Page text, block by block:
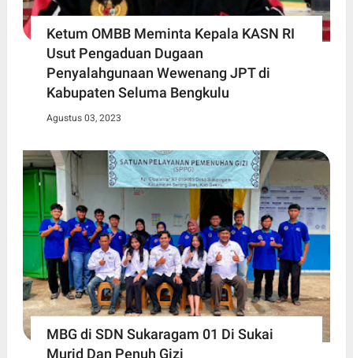
Ketum OMBB Meminta Kepala KASN RI
Usut Pengaduan Dugaan
Penyalahgunaan Wewenang JPT di
Kabupaten Seluma Bengkulu
Agustus 03, 2023
MBG di SDN Sukaragam 01 Di Sukai
Murid Dan Penuh Gizi